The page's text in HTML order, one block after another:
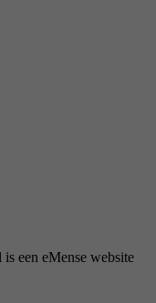
een eMense website